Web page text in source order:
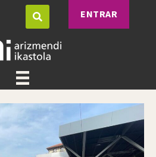
ENTRAR